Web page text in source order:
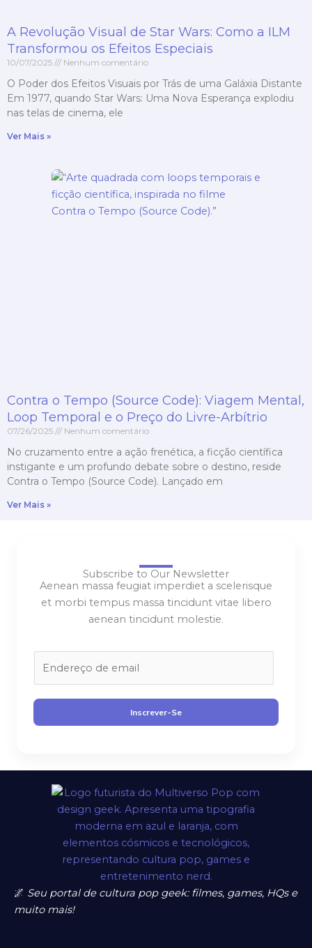
A Revolução Visual de Star Wars: Como a ILM
Transformou os Efeitos Especiais
10/07/2025 Nenhum comentário
O Poder dos Efeitos Visuais por Trás de uma Galáxia Distante
Em 1977, quando Star Wars: Uma Nova Esperança explodiu
nas telas de cinema, ele
Ver Mais »
Contra o Tempo (Source Code): Viagem Mental,
Loop Temporal e o Preço do Livre-Arbítrio
07/26/2025 Nenhum comentário
No cruzamento entre a ação frenética, a ficção científica
instigante e um profundo debate sobre o destino, reside
Contra o Tempo (Source Code). Lançado em
Ver Mais »
Subscribe to Our Newsletter
Aenean massa feugiat imperdiet a scelerisque
et morbi tempus massa tincidunt vitae libero
aenean tincidunt molestie.
l
Inscrever-Se
🌌 Seu portal de cultura pop geek: filmes, games, HQs e
muito mais!